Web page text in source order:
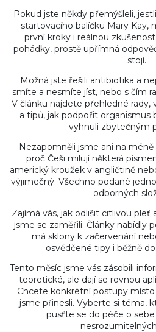
Pokud jste někdy přemýšleli,
startovacího balíčku Mary Kay,
první kroky i reálnou
pohádky, prostě upřímná
stojí.
Možná jste řešili antibiotika a
smíte a nesmíte jíst, nebo s čím
V článku najdete přehledné rady,
a tipů, jak podpořit organismus
vyhnuli zbytečným
Nezapomněli jsme ani na
proč Češi milují některá
americký kroužek v angličtině
výjimečný. Všechno podané
odborných
Zajímá vás, jak odlišit citlivou pleť
jsme se zaměřili. Články nabídly
má sklony k začervenání
osvědčené tipy i běžně
Tento měsíc jsme vás zásobili
teoretické, ale dají se rovnou
Chcete konkrétní postupy
jsme přinesli. Vyberte si téma,
pusťte se do péče o